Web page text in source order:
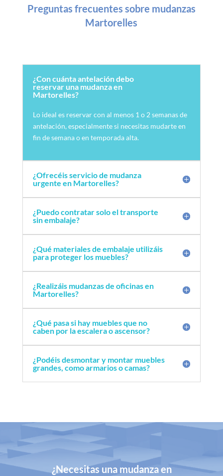
Preguntas frecuentes sobre mudanzas
Martorelles
¿Con cuánta antelación debo
reservar una mudanza en
Martorelles?
Lo ideal es reservar con al menos 1 o 2 semanas de
antelación, especialmente si necesitas mudarte en
fin de semana o en temporada alta.
¿Ofrecéis servicio de mudanza
urgente en Martorelles?
¿Puedo contratar solo el transporte
sin embalaje?
¿Qué materiales de embalaje utilizáis
para proteger los muebles?
¿Realizáis mudanzas de oficinas en
Martorelles?
¿Qué pasa si hay muebles que no
caben por la escalera o ascensor?
¿Podéis desmontar y montar muebles
grandes, como armarios o camas?
¿Necesitas una mudanza en